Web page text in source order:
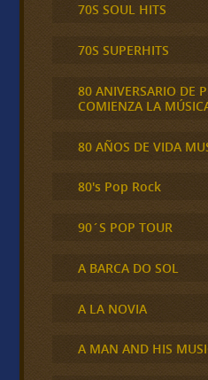
70S SOUL HITS
70S SUPERHITS
80 ANIVERSARIO DE
COMIENZA LA
80 AÑOS DE VIDA
80's Pop Rock
90´S POP TOUR
A BARCA DO SOL
A LA NOVIA
A MAN AND HIS